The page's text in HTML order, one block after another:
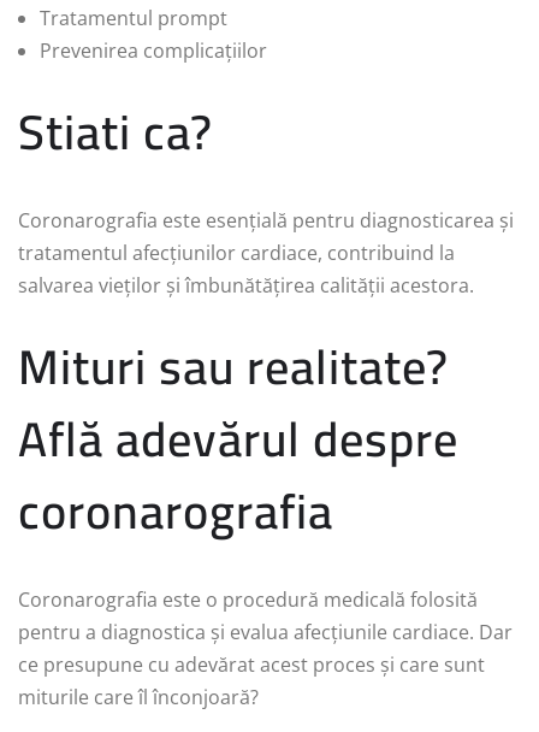
Tratamentul prompt
Prevenirea complicațiilor
Stiati ca?
Coronarografia este esențială pentru diagnosticarea și
tratamentul afecțiunilor cardiace, contribuind la
salvarea vieților și îmbunătățirea calității acestora.
Mituri sau realitate?
Află adevărul despre
coronarografia
Coronarografia este o procedură medicală folosită
pentru a diagnostica și evalua afecțiunile cardiace. Dar
ce presupune cu adevărat acest proces și care sunt
miturile care îl înconjoară?